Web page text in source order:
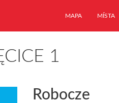
MAPA MÍSTA
1
Robocze